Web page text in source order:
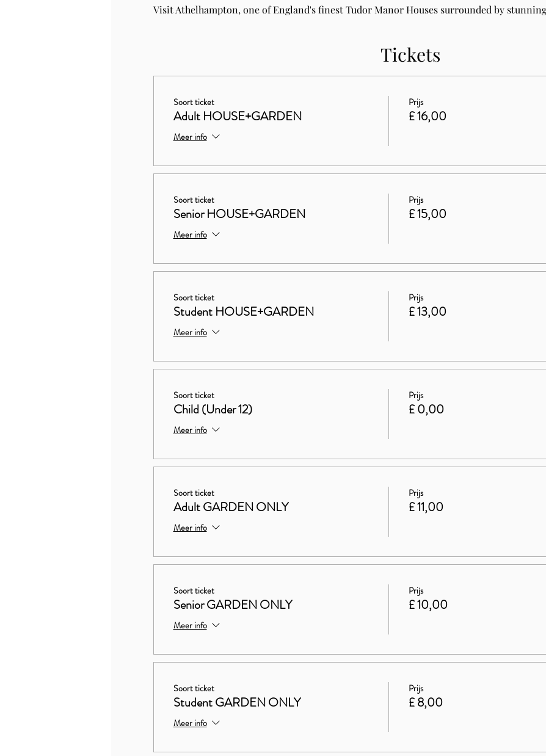
Visit Athelhampton, one of England's finest Tudor Manor Houses surrounded by
Tickets
Soort ticket
Adult HOUSE+GARDEN
Meer info
Prijs
£ 16,00
Soort ticket
Senior HOUSE+GARDEN
Meer info
Prijs
£ 15,00
Soort ticket
Student HOUSE+GARDEN
Meer info
Prijs
£ 13,00
Soort ticket
Child (Under 12)
Meer info
Prijs
£ 0,00
Soort ticket
Adult GARDEN ONLY
Meer info
Prijs
£ 11,00
Soort ticket
Senior GARDEN ONLY
Meer info
Prijs
£ 10,00
Soort ticket
Student GARDEN ONLY
Meer info
Prijs
£ 8,00